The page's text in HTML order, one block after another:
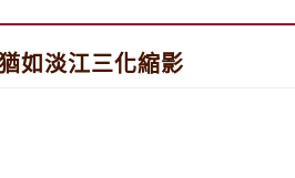
如淡江三化縮影